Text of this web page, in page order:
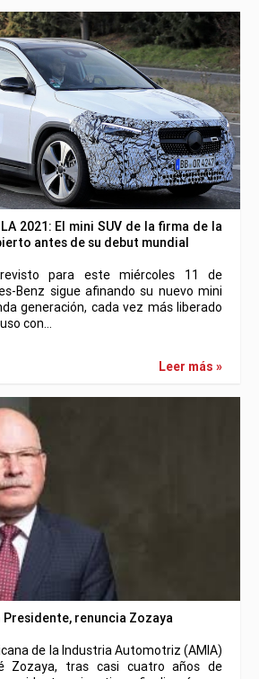
2021: El mini SUV de la firma de la
antes de su debut mundial
para este miércoles 11 de
Benz sigue afinando su nuevo mini
generación, cada vez más liberado
con…
Leer más »
Presidente, renuncia Zozaya
de la Industria Automotriz (AMIA)
Zozaya, tras casi cuatro años de